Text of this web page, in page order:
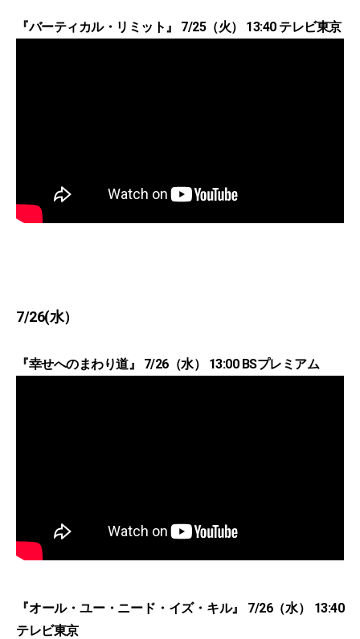
『バーティカル・リミット』 7/25（火） 13:40 テレビ東京
7/26(水）
『幸せへのまわり道』 7/26（水） 13:00 BSプレミアム
『オール・ユー・ニード・イズ・キル』 7/26（水） 13:40
テレビ東京